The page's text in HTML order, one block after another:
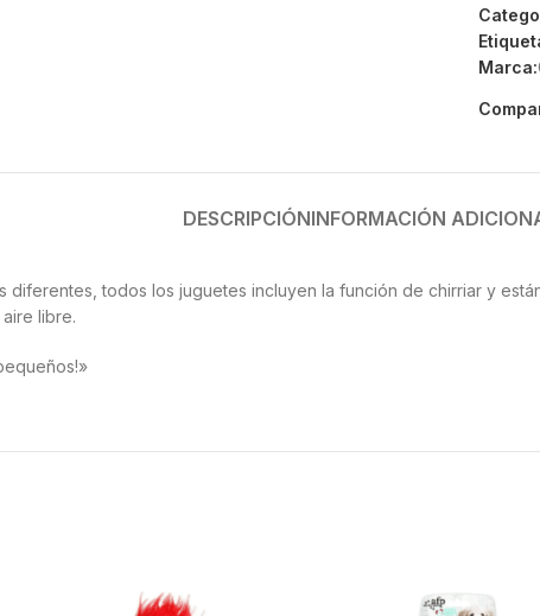
Marca:
DESCRIPCIÓNINFORMACIÓN
todos los juguetes incluyen la función de chirriar y
libre.